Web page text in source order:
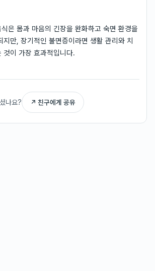
은 몸과 마음의 긴장을 완화하고 숙면 환경을
지만, 장기적인 불면증이라면 생활 관리와 치
것이 가장 효과적입니다.
나요? ↗ 친구에게 공유